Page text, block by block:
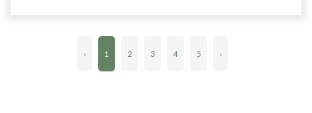
‹ 1 2 3 4 5 ›